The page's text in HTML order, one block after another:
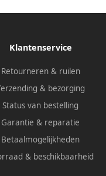
Klantenservice
Retourneren & ruilen
& bezorging
Status van bestelling
Garantie & reparatie
Betaalmogelijkheden
& beschikbaarheid